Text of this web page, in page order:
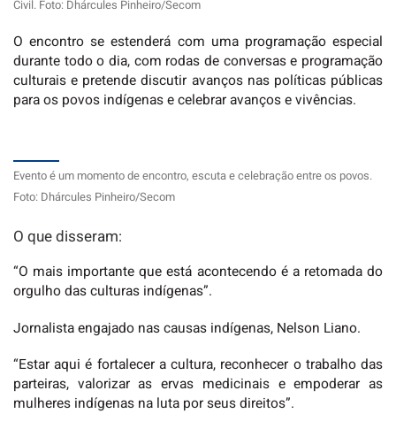
Civil. Foto: Dhárcules Pinheiro/Secom
O encontro se estenderá com uma programação especial
durante todo o dia, com rodas de conversas e programação
culturais e pretende discutir avanços nas políticas públicas
para os povos indígenas e celebrar avanços e vivências.
Evento é um momento de encontro, escuta e celebração entre os povos.
Foto: Dhárcules Pinheiro/Secom
O que disseram:
“O mais importante que está acontecendo é a retomada do
orgulho das culturas indígenas”.
Jornalista engajado nas causas indígenas, Nelson Liano.
“Estar aqui é fortalecer a cultura, reconhecer o trabalho das
parteiras, valorizar as ervas medicinais e empoderar as
mulheres indígenas na luta por seus direitos”.